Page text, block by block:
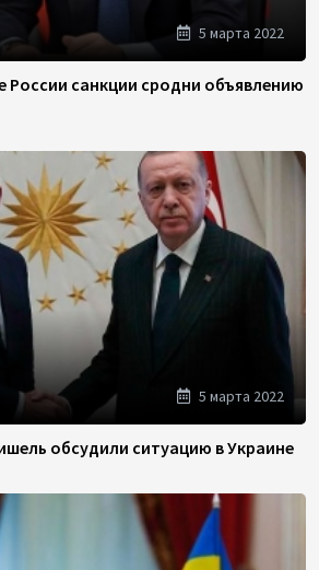
5 марта 2022
России санкции сродни объявлению
5 марта 2022
обсудили ситуацию в Украине